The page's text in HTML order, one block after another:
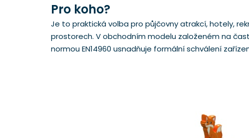
Pro koho?
Je to praktická volba pro půjčovny atrakcí, hotely,
prostorech. V obchodním modelu založeném na
normou EN14960 usnadňuje formální schválení